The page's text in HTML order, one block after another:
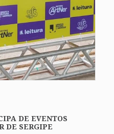
DE EVENTOS
DE SERGIPE